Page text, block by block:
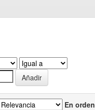
En orden